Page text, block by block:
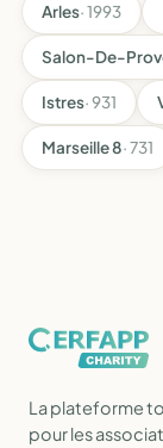
Arles· 1993
Salon-De-
Istres· 931
Marseille 8· 731
La plateforme
pour les